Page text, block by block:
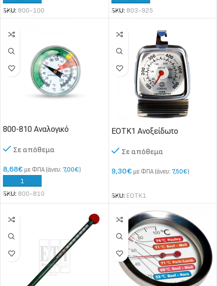
SKU: 800-100 SKU: 803-925
800-810 Αναλογικό
ΚαφέΣε απόθεμα
8,68€ με ΦΠΑ (άνευ: 7,00€)
SKU: 800-810
EOTK1 Ανοξείδωτο
Τυροπιτιέρας
Σε απόθεμα
9,30€ με ΦΠΑ (άνευ: 7,50€)
SKU: EOTK1